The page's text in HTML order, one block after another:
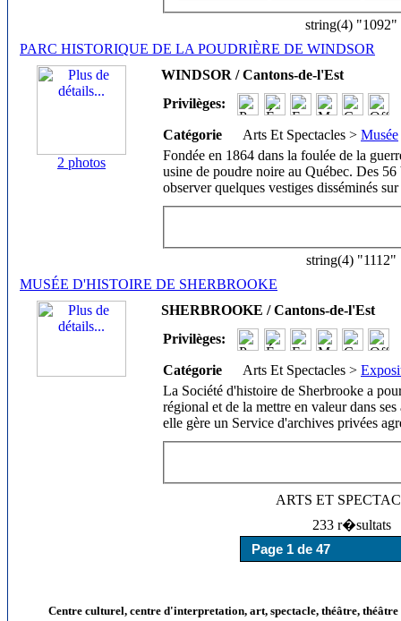
string(4) "1092"
PARC HISTORIQUE DE LA POUDRIÈRE DE WINDSOR
2 photos
WINDSOR / Cantons-de-l'Est
Privilèges:
Catégorie Arts Et Spectacles > Musée
Fondée en 1864 dans la foulée de la
usine de poudre noire au Québec. Des
observer quelques vestiges disséminés
string(4) "1112"
MUSÉE D'HISTOIRE DE SHERBROOKE
SHERBROOKE / Cantons-de-l'Est
Privilèges:
Catégorie Arts Et Spectacles >
La Société d'histoire de Sherbrooke a
régional et de la mettre en valeur dans
elle gère un Service d'archives privées
ARTS ET
233 r�sultats
Centre culturel, centre d'interpretation, art, spectacle, théâtre,